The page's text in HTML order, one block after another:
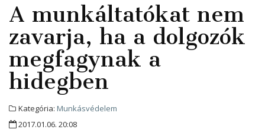
A munkáltatókat nem
zavarja, ha a dolgozók
megfagynak a
hidegben
Kategória: Munkásvédelem
2017.01.06. 20:08